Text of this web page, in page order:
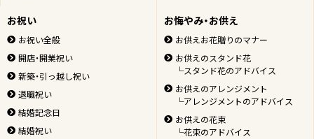
お祝い
お祝い全般
開店・開業祝い
新築・引っ越し祝い
退職祝い
結婚記念日
結婚祝い
お悔やみ・お供え
お供えお花贈りのマナー
お供えのスタンド花
└スタンド花のアドバイス
お供えのアレンジメント
└アレンジメントのアドバイス
お供えの花束
└花束のアドバイス